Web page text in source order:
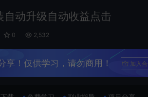
自动升级自动收益点击
0 2,532
享！仅供学习，请勿商用！ 加入